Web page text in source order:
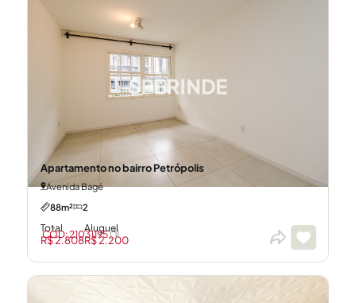
Apartamento no bairro Petrópolis
Avenida Bagé
88m²
2
Total
R$ 2.808
Aluguel
R$ 2.200
CÓD: 21031195